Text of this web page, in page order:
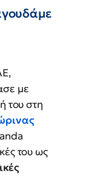
με
του στη
του ως